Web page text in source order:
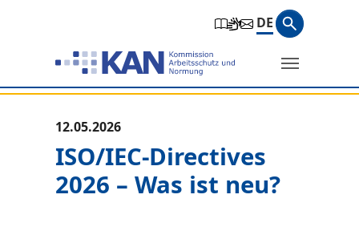
DE
Suche
12.05.2026
ISO/IEC-Directives
2026 – Was ist neu?